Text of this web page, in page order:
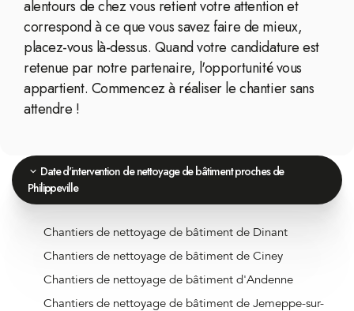
alentours de chez vous retient votre attention et
correspond à ce que vous savez faire de mieux,
placez-vous là-dessus. Quand votre candidature est
retenue par notre partenaire, l'opportunité vous
appartient. Commencez à réaliser le chantier sans
attendre !
Date d'intervention de nettoyage de bâtiment proches de
Philippeville
Chantiers de nettoyage de bâtiment de Dinant
Chantiers de nettoyage de bâtiment de Ciney
Chantiers de nettoyage de bâtiment d'Andenne
Chantiers de nettoyage de bâtiment de Jemeppe-sur-